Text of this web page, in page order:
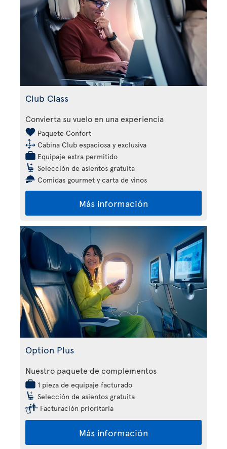
Club Class
Convierta su vuelo en una experiencia
Paquete Confort
Cabina Club espaciosa y exclusiva
Equipaje extra permitido
Selección de asientos gratuita
Comidas gourmet y carta de vinos
Más información
Option Plus
Nuestro paquete de complementos
1 pieza de equipaje facturado
Selección de asientos gratuita
Facturación prioritaria
Más información